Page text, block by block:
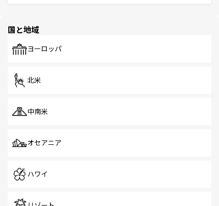
で、ホーカーズは地元の風情を楽しめる外せないスポット
国と地域
ヨーロッパ
北米
中南米
オセアニア
ハワイ